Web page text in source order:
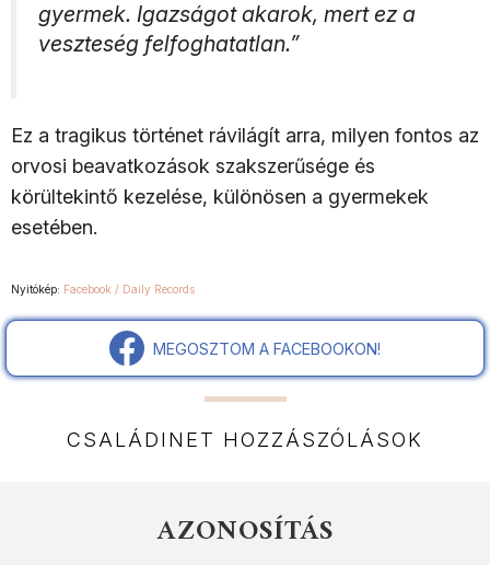
gyermek. Igazságot akarok, mert ez a
veszteség felfoghatatlan.”
Ez a tragikus történet rávilágít arra, milyen fontos az
orvosi beavatkozások szakszerűsége és
körültekintő kezelése, különösen a gyermekek
esetében.
Nyitókép: Facebook / Daily Records
MEGOSZTOM A FACEBOOKON!
CSALÁDINET HOZZÁSZÓLÁSOK
AZONOSÍTÁS